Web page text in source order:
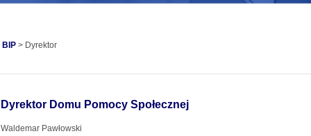
BIP > Dyrektor
Dyrektor Domu Pomocy Społecznej
Waldemar Pawłowski